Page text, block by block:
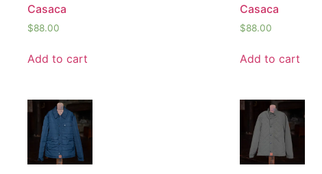
Casaca
$88.00
Add to cart
Casaca
$88.00
Add to cart